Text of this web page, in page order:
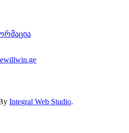
Integral Web Studio.